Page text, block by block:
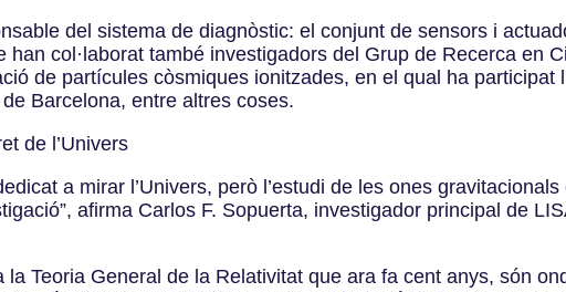
del sistema de diagnòstic: el conjunt de sensors i
col·laborat també investigadors del Grup de Recerca en
de partícules còsmiques ionitzades, en el qual ha participat
Barcelona, entre altres coses.
de l’Univers
a mirar l’Univers, però l’estudi de les ones
afirma Carlos F. Sopuerta, investigador principal de
Teoria General de la Relativitat que ara fa cent anys, són